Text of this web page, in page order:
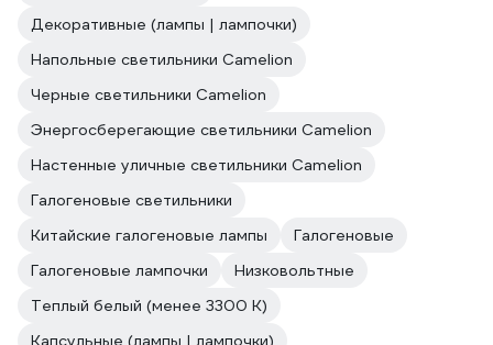
Декоративные (лампы | лампочки)
Напольные светильники Camelion
Черные светильники Camelion
Энергосберегающие светильники Camelion
Настенные уличные светильники Camelion
Галогеновые светильники
Китайские галогеновые лампы
Галогеновые
Галогеновые лампочки
Низковольтные
Теплый белый (менее 3300 К)
Капсульные (лампы | лампочки)